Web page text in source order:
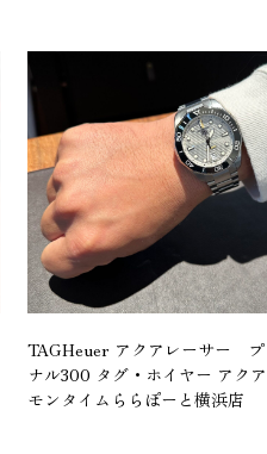
TAGHeuer アクアレーサー プ
ナル300 タグ・ホイヤー アク
モンタイムららぽーと横浜店